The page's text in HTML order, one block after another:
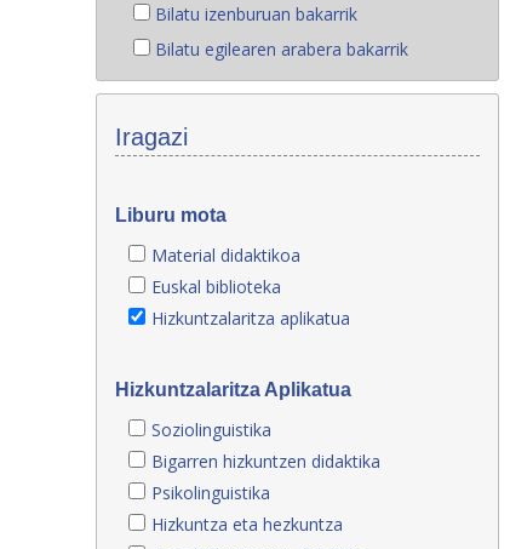
Bilatu izenburuan bakarrik
Bilatu egilearen arabera bakarrik
Iragazi
Liburu mota
Material didaktikoa
Euskal biblioteka
Hizkuntzalaritza aplikatua
Hizkuntzalaritza Aplikatua
Soziolinguistika
Bigarren hizkuntzen didaktika
Psikolinguistika
Hizkuntza eta hezkuntza